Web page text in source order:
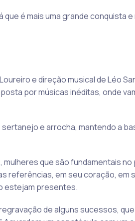
é mais uma grande conquista
e direção musical de Léo
por músicas inéditas, onde
e arrocha, mantendo a
que são fundamentais
referências, em seu coração, em
estejam presentes.
de alguns sucessos, que